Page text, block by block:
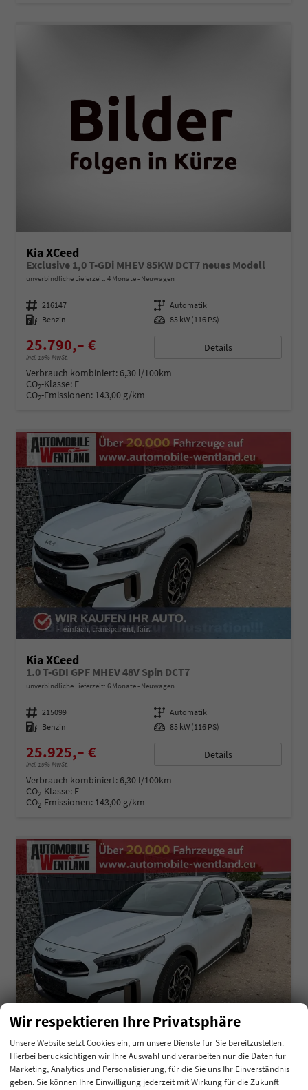
Kia XCeed
Exclusive 1,0 T-GDi MHEV 85KW DCT7 neues Modell
unverbindliche Lieferzeit: 4 Monate Neuwagen
Fahrzeugnummer 216147 Getriebe Automatik
Kraftstoff Benzin Leistung 85 kW (116 PS)
25.790,– €
incl. 19% MwSt.
Details
Verbrauch kombiniert:6,30 l/100km
CO2-Klasse: E
CO2-Emissionen: 143,00 g/km
Kia XCeed
1.0 T-GDI GPF MHEV 48V Spin DCT7
unverbindliche Lieferzeit: 6 Monate Neuwagen
Fahrzeugnummer 215099 Getriebe Automatik
Kraftstoff Benzin Leistung 85 kW (116 PS)
25.925,– €
incl. 19% MwSt.
Details
Verbrauch kombiniert:6,30 l/100km
CO2-Klasse: E
CO2-Emissionen: 143,00 g/km
Kia XCeed
1.0 T-GDI GPF MHEV 48V Exclusive DCT7
Wir respektieren Ihre Privatsphäre
Unsere Website setzt Cookies ein, um unsere Dienste für Sie bereitzustellen.
Hierbei berücksichtigen wir Ihre Auswahl und verarbeiten nur die Daten für
Marketing, Analytics und Personalisierung, für die Sie uns Ihr Einverständnis
geben. Sie können Ihre Einwilligung jederzeit mit Wirkung für die Zukunft